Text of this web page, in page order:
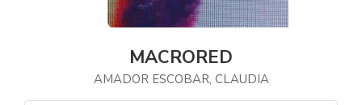
MACRORED
AMADOR ESCOBAR, CLAUDIA